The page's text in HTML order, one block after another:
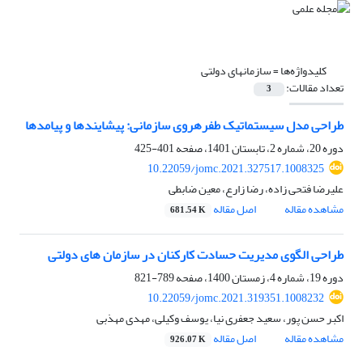
کلیدواژه‌ها =سازمان‏های دولتی
تعداد مقالات: 3
طراحی مدل سیستماتیک طفره‏روی سازمانی: پیشایندها و پیامدها
دوره 20، شماره 2، تابستان 1401، صفحه
401-425
10.22059/jomc.2021.327517.1008325
علیرضا فتحی زاده، رضا زارع، معین ضابطی
مشاهده مقاله
اصل مقاله 681.54 K
طراحی الگوی مدیریت حسادت کارکنان در سازمان ‏های دولتی
دوره 19، شماره 4، زمستان 1400، صفحه
789-821
10.22059/jomc.2021.319351.1008232
اکبر حسن پور، سعید جعفری نیا، یوسف وکیلی، مهدی مهذبی
مشاهده مقاله
اصل مقاله 926.07 K